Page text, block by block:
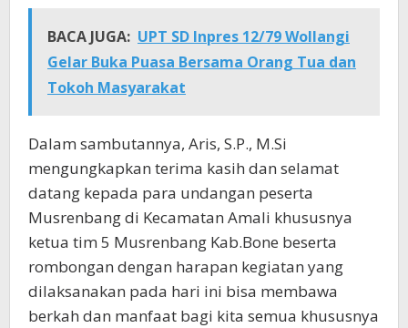
BACA JUGA: UPT SD Inpres 12/79 Wollangi
Gelar Buka Puasa Bersama Orang Tua dan
Tokoh Masyarakat
Dalam sambutannya, Aris, S.P., M.Si
mengungkapkan terima kasih dan selamat
datang kepada para undangan peserta
Musrenbang di Kecamatan Amali khususnya
ketua tim 5 Musrenbang Kab.Bone beserta
rombongan dengan harapan kegiatan yang
dilaksanakan pada hari ini bisa membawa
berkah dan manfaat bagi kita semua khususnya